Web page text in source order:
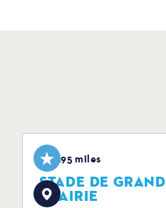
4.95 miles
STADE DE GRAND
PRAIRIE